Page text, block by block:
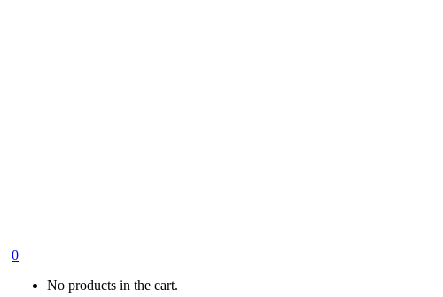
0
No products in the cart.